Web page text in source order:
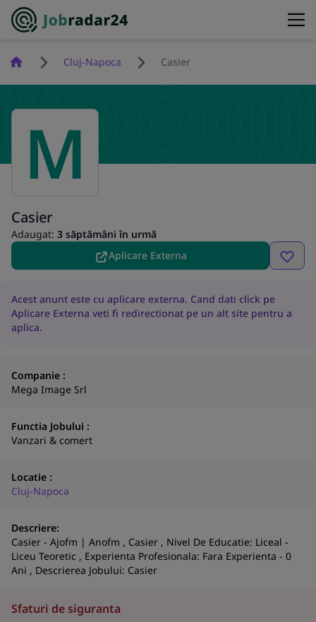
HomepageCluj-Napoca Casier
M
Casier
Adaugat: 3 săptămâni în urmă
Aplicare Externa
Acest anunt este cu aplicare externa. Cand dati click pe
Aplicare Externa veti fi redirectionat pe un alt site pentru a
aplica.
Companie :
Mega Image Srl
Functia Jobului :
Vanzari & comert
Locatie :
Cluj-Napoca
Descriere:
Casier - Ajofm | Anofm , Casier , Nivel De Educatie: Liceal -
Liceu Teoretic , Experienta Profesionala: Fara Experienta - 0
Ani , Descrierea Jobului: Casier
Sfaturi de siguranta